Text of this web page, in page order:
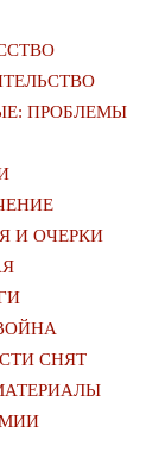
ПРОБЛЕМЫ
И ОЧЕРКИ
СНЯТ